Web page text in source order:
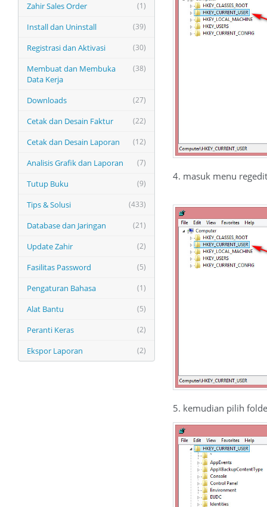
(1)
Zahir Sales Order
(39)
Install dan Uninstall
(30)
Registrasi dan Aktivasi
(38)
Membuat dan Membuka
Data Kerja
(27)
Downloads
(22)
Cetak dan Desain Faktur
(12)
Cetak dan Desain Laporan
(7)
Analisis Grafik dan Laporan
(9)
Tutup Buku
(433)
Tips & Solusi
(21)
Database dan Jaringan
(2)
Update Zahir
(5)
Fasilitas Password
(1)
Pengaturan Bahasa
(5)
Alat Bantu
(2)
Peranti Keras
(2)
Ekspor Laporan
4. masuk menu regedit
5. kemudian pilih